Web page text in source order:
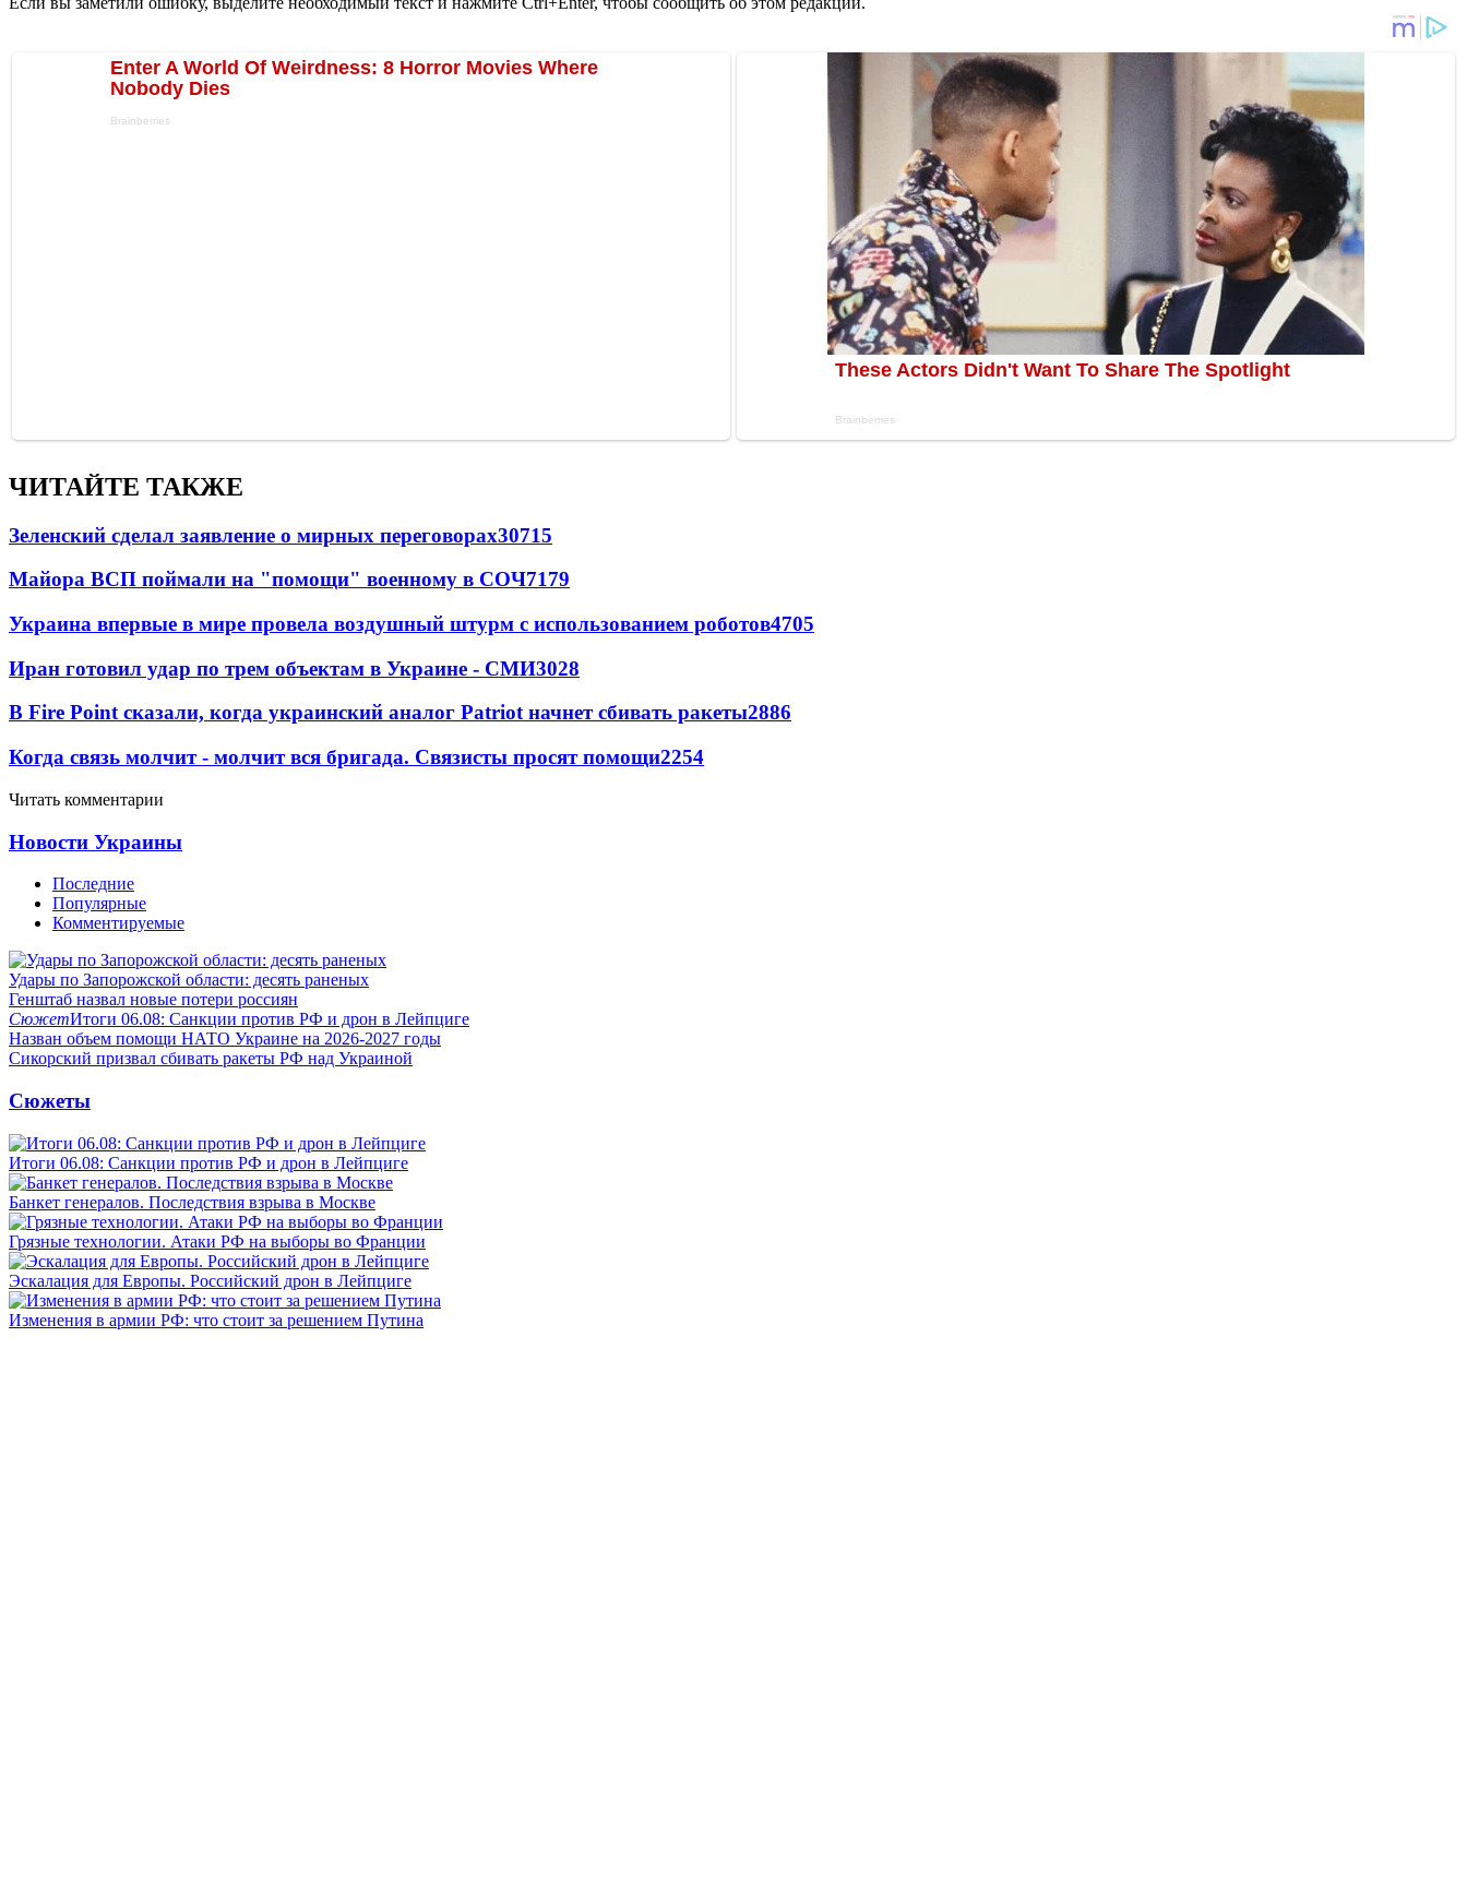
ЧИТАЙТЕ ТАКЖЕ
Зеленский сделал заявление о мирных переговорах30715
Майора ВСП поймали на "помощи" военному в СОЧ7179
Украина впервые в мире провела воздушный штурм с использованием роботов4705
Иран готовил удар по трем объектам в Украине - СМИ3028
В Fire Point сказали, когда украинский аналог Patriot начнет сбивать ракеты2886
Когда связь молчит - молчит вся бригада. Связисты просят помощи2254
Читать комментарии
Новости Украины
Последние
Популярные
Комментируемые
Удары по Запорожской области: десять раненых
Генштаб назвал новые потери россиян
СюжетИтоги 06.08: Санкции против РФ и дрон в Лейпциге
Назван объем помощи НАТО Украине на 2026-2027 годы
Сикорский призвал сбивать ракеты РФ над Украиной
Сюжеты
Итоги 06.08: Санкции против РФ и дрон в Лейпциге
Банкет генералов. Последствия взрыва в Москве
Грязные технологии. Атаки РФ на выборы во Франции
Эскалация для Европы. Российский дрон в Лейпциге
Изменения в армии РФ: что стоит за решением Путина